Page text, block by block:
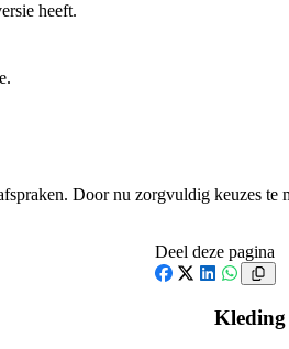
heeft.
Door nu zorgvuldig keuzes te
Deel deze pagina